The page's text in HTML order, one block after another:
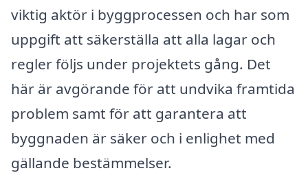
viktig aktör i byggprocessen och har som
uppgift att säkerställa att alla lagar och
regler följs under projektets gång. Det
här är avgörande för att undvika framtida
problem samt för att garantera att
byggnaden är säker och i enlighet med
gällande bestämmelser.